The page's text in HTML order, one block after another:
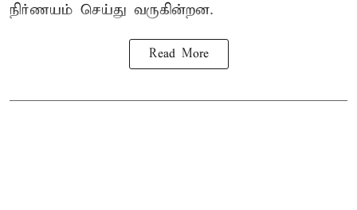
நிர்ணயம் செய்து வருகின்றன.
Read More